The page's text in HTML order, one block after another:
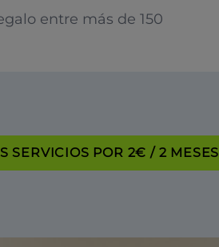
entre más de 150
SERVICIOS POR 2€ / 2 MESES